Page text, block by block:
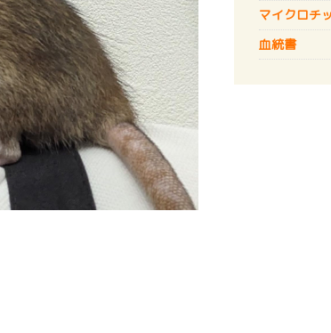
マイクロチ
血統書